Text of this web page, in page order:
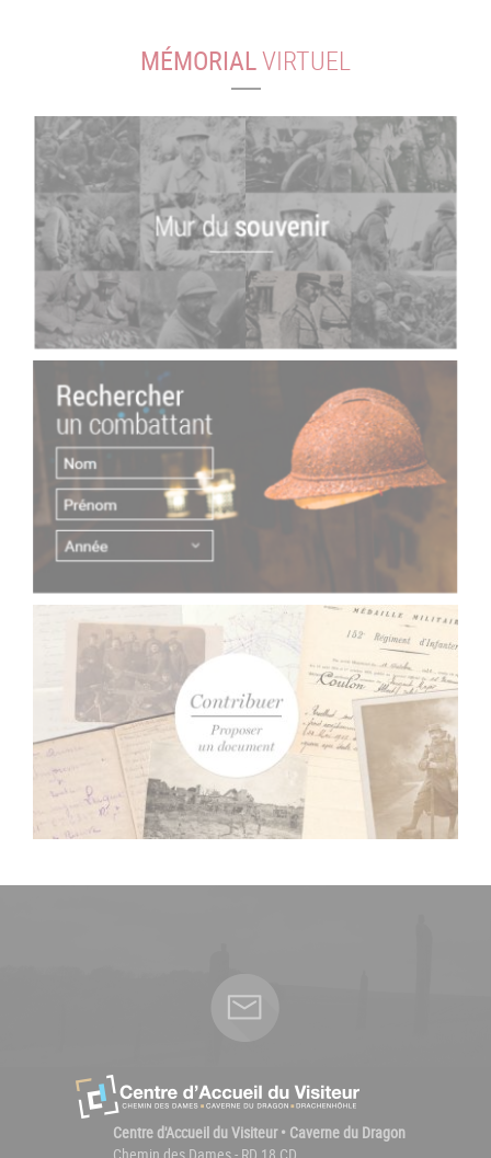
MÉMORIALVIRTUEL
Centre d'Accueil du Visiteur • Caverne du Dragon